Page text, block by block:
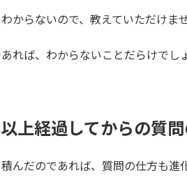
からないので、教えていただけま
れば、わからないことだらけで
上経過してからの質
んだのであれば、質問の仕方も進